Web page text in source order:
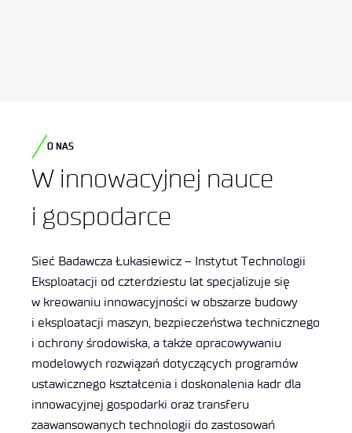
O NAS
W innowacyjnej nauce
i gospodarce
Sieć Badawcza Łukasiewicz – Instytut Technologii
Eksploatacji od czterdziestu lat specjalizuje się
w kreowaniu innowacyjności w obszarze budowy
i eksploatacji maszyn, bezpieczeństwa technicznego
i ochrony środowiska, a także opracowywaniu
modelowych rozwiązań dotyczących programów
ustawicznego kształcenia i doskonalenia kadr dla
innowacyjnej gospodarki oraz transferu
zaawansowanych technologii do zastosowań